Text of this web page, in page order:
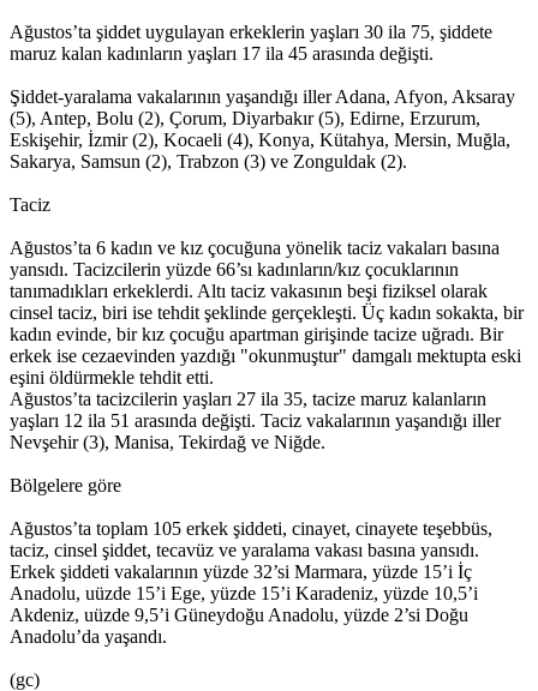
Ağustos’ta şiddet uygulayan erkeklerin yaşları 30 ila 75, şiddete
maruz kalan kadınların yaşları 17 ila 45 arasında değişti.
Şiddet-yaralama vakalarının yaşandığı iller Adana, Afyon, Aksaray
(5), Antep, Bolu (2), Çorum, Diyarbakır (5), Edirne, Erzurum,
Eskişehir, İzmir (2), Kocaeli (4), Konya, Kütahya, Mersin, Muğla,
Sakarya, Samsun (2), Trabzon (3) ve Zonguldak (2).
Taciz
Ağustos’ta 6 kadın ve kız çocuğuna yönelik taciz vakaları basına
yansıdı. Tacizcilerin yüzde 66’sı kadınların/kız çocuklarının
tanımadıkları erkeklerdi. Altı taciz vakasının beşi fiziksel olarak
cinsel taciz, biri ise tehdit şeklinde gerçekleşti. Üç kadın sokakta, bir
kadın evinde, bir kız çocuğu apartman girişinde tacize uğradı. Bir
erkek ise cezaevinden yazdığı "okunmuştur" damgalı mektupta eski
eşini öldürmekle tehdit etti.
Ağustos’ta tacizcilerin yaşları 27 ila 35, tacize maruz kalanların
yaşları 12 ila 51 arasında değişti. Taciz vakalarının yaşandığı iller
Nevşehir (3), Manisa, Tekirdağ ve Niğde.
Bölgelere göre
Ağustos’ta toplam 105 erkek şiddeti, cinayet, cinayete teşebbüs,
taciz, cinsel şiddet, tecavüz ve yaralama vakası basına yansıdı.
Erkek şiddeti vakalarının yüzde 32’si Marmara, yüzde 15’i İç
Anadolu, uüzde 15’i Ege, yüzde 15’i Karadeniz, yüzde 10,5’i
Akdeniz, uüzde 9,5’i Güneydoğu Anadolu, yüzde 2’si Doğu
Anadolu’da yaşandı.
(gc)